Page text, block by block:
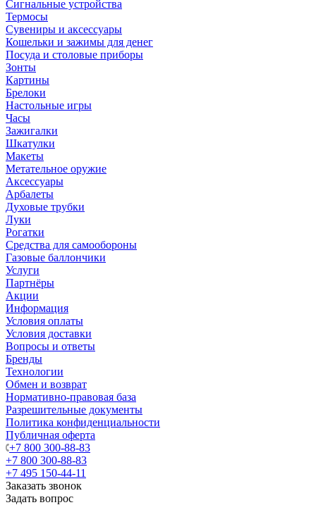
Сигнальные устройства
Термосы
Сувениры и аксессуары
Кошельки и зажимы для денег
Посуда и столовые приборы
Зонты
Картины
Брелоки
Настольные игры
Часы
Зажигалки
Шкатулки
Макеты
Метательное оружие
Аксессуары
Арбалеты
Духовые трубки
Луки
Рогатки
Средства для самообороны
Газовые баллончики
Услуги
Партнёры
Акции
Информация
Условия оплаты
Условия доставки
Вопросы и ответы
Бренды
Технологии
Обмен и возврат
Нормативно-правовая база
Разрешительные документы
Политика конфиденциальности
Публичная оферта
+7 800 300-88-83
+7 800 300-88-83
+7 495 150-44-11
Заказать звонок
Задать вопрос